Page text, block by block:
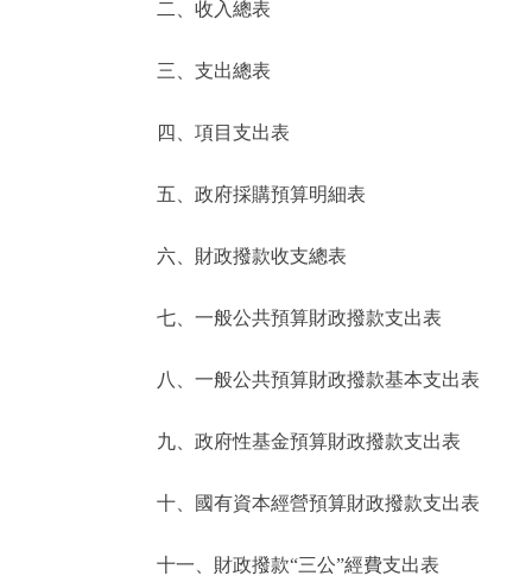
參與調查
走進北京
北京概況
綠色北京
ENGLISH
二、收入總表
三、支出總表
四、項目支出表
五、政府採購預算明細表
六、財政撥款收支總表
七、一般公共預算財政撥款支出表
八、一般公共預算財政撥款基本支出表
九、政府性基金預算財政撥款支出表
十、國有資本經營預算財政撥款支出表
十一、財政撥款“三公”經費支出表